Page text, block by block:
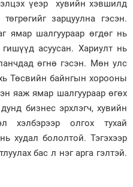
үеэр хувийн хэвшилд
зарцуулна гэсэн.
ямар шалгуураар өгдөг нь
асуусан. Хариулт нь
өгнө гэсэн. Мөн улс
Төсвийн байнгын хорооны
яаж ямар шалгуураар өгөх
бизнес эрхлэгч, хувийн
хэлбэрээр олгох тухай
худал бололтой. Тэгэхээр
бас л нэг арга гэлтэй.